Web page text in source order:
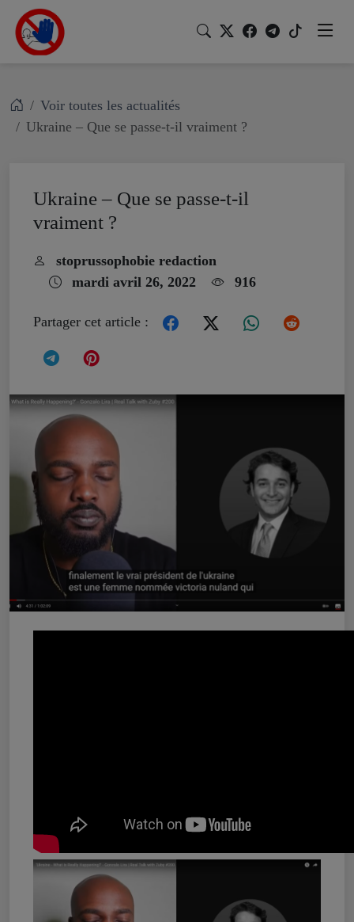
Voir toutes les actualités
Ukraine – Que se passe-t-il vraiment ?
Ukraine – Que se passe-t-il
vraiment ?
stoprussophobie redaction
mardi avril 26, 2022
916
Partager cet article :